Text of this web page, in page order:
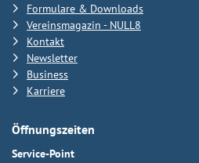
Formulare & Downloads
Vereinsmagazin - NULL8
Kontakt
Newsletter
Business
Karriere
Öffnungszeiten
Service-Point